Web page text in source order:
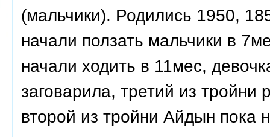
(мальчики). Родились 1950,
начали ползать мальчики в
начали ходить в 11мес,
заговарила, третий из тройни
второй из тройни Айдын пока